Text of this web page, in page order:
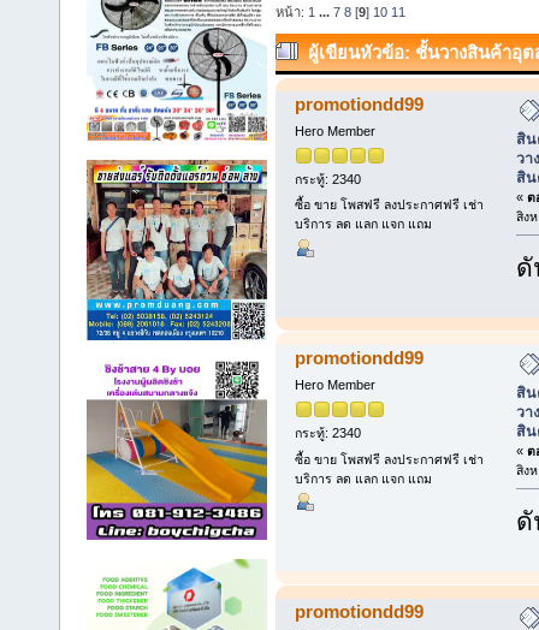
หน้า: 1 ... 7 8 [9] 10 11
ผู้เขียนหัวข้อ: ชั้นวางสินค้าอุ
วางของหนัก วางสต็อกสินค้า (อ่าน
promotiondd99
Hero Member
กระทู้: 2340
ซื้อ ขาย โพสฟรี ลงประกาศฟรี เช่า
บริการ ลด แลก แจก แถม
สิน
วา
สิน
« ต
สิง
ดั
promotiondd99
Hero Member
กระทู้: 2340
ซื้อ ขาย โพสฟรี ลงประกาศฟรี เช่า
บริการ ลด แลก แจก แถม
สิน
วา
สิน
« ต
สิง
ดั
promotiondd99